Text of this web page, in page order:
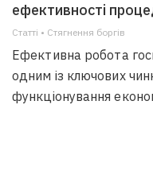
ефективності
Статті • Стягнення боргiв
Ефективна робота
одним із ключових
функціонування